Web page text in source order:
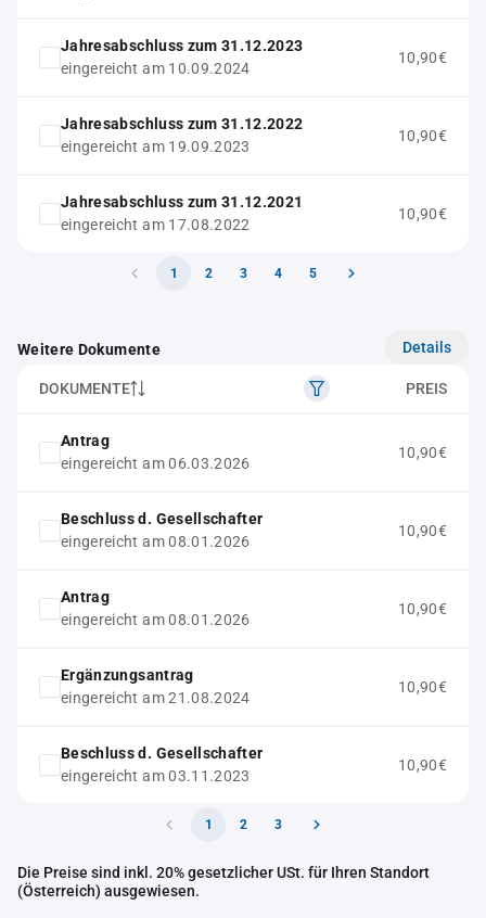
Jahresabschluss zum 31.12.2023
eingereicht am 10.09.2024
10,90€
Jahresabschluss zum 31.12.2022
eingereicht am 19.09.2023
10,90€
Jahresabschluss zum 31.12.2021
eingereicht am 17.08.2022
10,90€
1 2 3 4 5
Weitere Dokumente Details
DOKUMENTE PREIS
Antrag
eingereicht am 06.03.2026
10,90€
Beschluss d. Gesellschafter
eingereicht am 08.01.2026
10,90€
Antrag
eingereicht am 08.01.2026
10,90€
Ergänzungsantrag
eingereicht am 21.08.2024
10,90€
Beschluss d. Gesellschafter
eingereicht am 03.11.2023
10,90€
1 2 3
Die Preise sind inkl. 20% gesetzlicher USt. für Ihren Standort
(Österreich) ausgewiesen.